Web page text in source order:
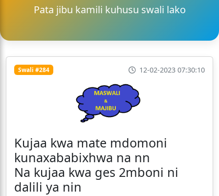
Pata jibu kamili kuhusu swali lako
Swali #284 12-02-2023 07:30:10
Kujaa kwa mate mdomoni
kunaxababixhwa na nn
Na kujaa kwa ges 2mboni ni
dalili ya nin